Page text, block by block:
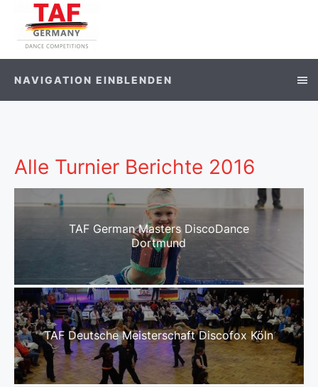
NAVIGATION EINBLENDEN
Alle Turnier Berichte 2016
TAF German Masters DiscoDance
Dortmund
TAF Deutsche Meisterschaft Discofox Köln